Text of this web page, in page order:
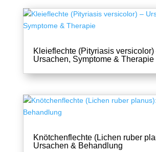
Kleieflechte (Pityriasis versicolor)
Ursachen, Symptome & Therapie
Knötchenflechte (Lichen ruber
Ursachen & Behandlung